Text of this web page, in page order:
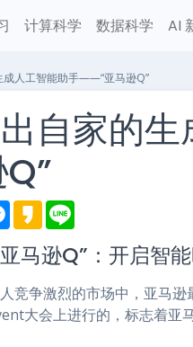
计算科学 数据科学 AI
成人工智能助手——“亚马逊Q”
自家的
M
e
s
e
g
e
r
K
a
a
o
e
马逊Q”：开启智
竞争激烈的市场中，亚马
大会上进行的，标志着亚